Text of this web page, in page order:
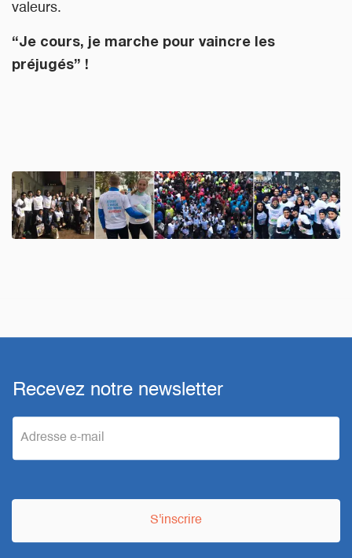
valeurs.
“Je cours, je marche pour vaincre les
préjugés” !
Recevez notre newsletter
e
i
S'inscrire